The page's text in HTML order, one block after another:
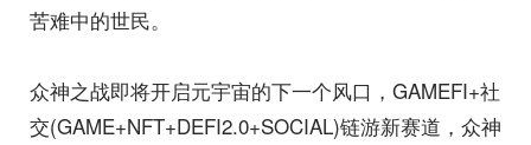
苦难中的世民。
众神之战即将开启元宇宙的下一个风口，GAMEFI+社
交(GAME+NFT+DEFI2.0+SOCIAL)链游新赛道，众神